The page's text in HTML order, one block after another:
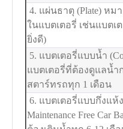
4. แผ่นธาตุ (Plate) ห
ในแบตเตอรี่ เช่นแบตเ
ยิ่งดี)
5. แบตเตอรี่แบบน้ำ
แบตเตอรี่ที่ต้องดูแลน้
สตาร์ทรถทุก 1 เดือน
6. แบตเตอรี่แบบกึ่งแห้
Maintenance Free Car